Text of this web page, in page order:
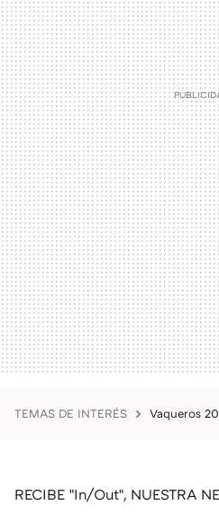
TEMAS DE INTERÉS Vaqueros
RECIBE "In/Out", NUESTRA